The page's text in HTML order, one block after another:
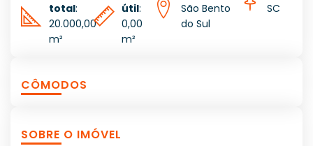
total:
20.000,00
m²
útil:
0,00
m²
São Bento
do Sul
SC
CÔMODOS
SOBRE O IMÓVEL